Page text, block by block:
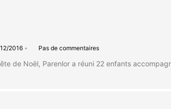
2016 • Pas de commentaires
de Noël, Parenlor a réuni 22 enfants